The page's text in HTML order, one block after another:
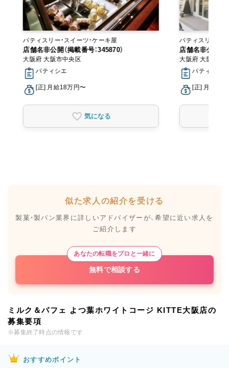
パティスリー・スイーツ・ケーキ屋
店舗名非公開（掲載番号：345870）
大阪府 大阪市中央区
パティシエ
[正] 月給18万円〜
気になる
パティスリー・ス
店舗名非公開（
大阪府 大阪市東
パティシエ
[正] 月給18
似た求人の紹介を受ける
製菓・製パン業界に詳しいアドバイザーが、希望に近い求人を
ご紹介します
あなたの転職をプロと一緒に
無料で相談する
ミルク＆パフェ よつ葉ホワイトコージ KITTE大阪店の
募集要項
※募集終了時点の情報です
おすすめポイント